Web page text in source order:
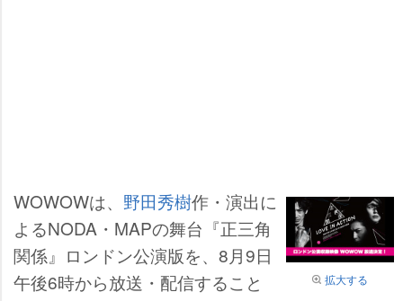
拡大する
WOWOWは、 野田秀樹作・演出に
よるNODA・MAPの舞台『正三角
関係』ロンドン公演版を、8月9日
午後6時から放送・配信すること